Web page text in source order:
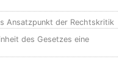
Ansatzpunkt der Rechtskritik
des Gesetzes eine